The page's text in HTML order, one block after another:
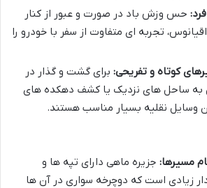
حس وزش باد در صورت و عبور از کنار
تجربه ای متفاوت از سفر با خودرو را
کوتاه و تفریحی: برای گشت و گذار در
به ساحل های نزدیک یا کشف دهکده های
وسایل نقلیه بسیار مناسب هستند.
مسیرها: جزیره ماهی دارای تپه ها و
زیادی است که دوچرخه سواری در آن ها